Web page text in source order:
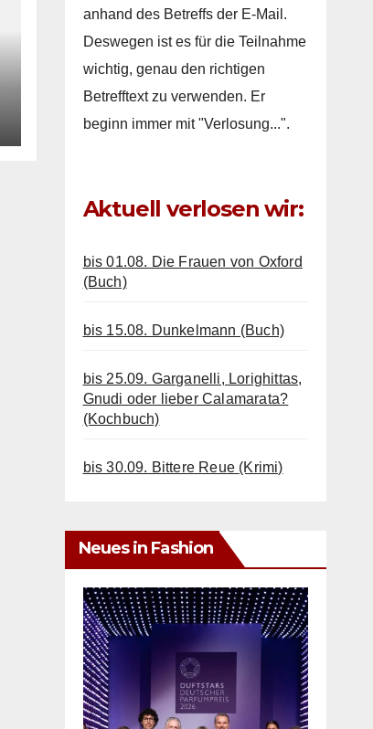
anhand des Betreffs der E-Mail.
Deswegen ist es für die Teilnahme
wichtig, genau den richtigen
Betrefftext zu verwenden. Er
beginn immer mit "Verlosung...".
Aktuell verlosen wir:
bis 01.08. Die Frauen von Oxford
(Buch)
bis 15.08. Dunkelmann (Buch)
bis 25.09. Garganelli, Lorighittas,
Gnudi oder lieber Calamarata?
(Kochbuch)
bis 30.09. Bittere Reue (Krimi)
Neues in Fashion